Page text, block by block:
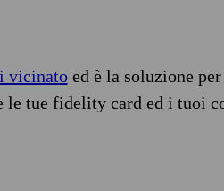
vicinatoed è la soluzione
tue fidelity card ed i tuoi